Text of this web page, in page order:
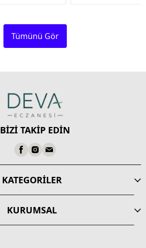
Tümünü Gör
BİZİ TAKİP EDİN
KATEGORİLER
KURUMSAL